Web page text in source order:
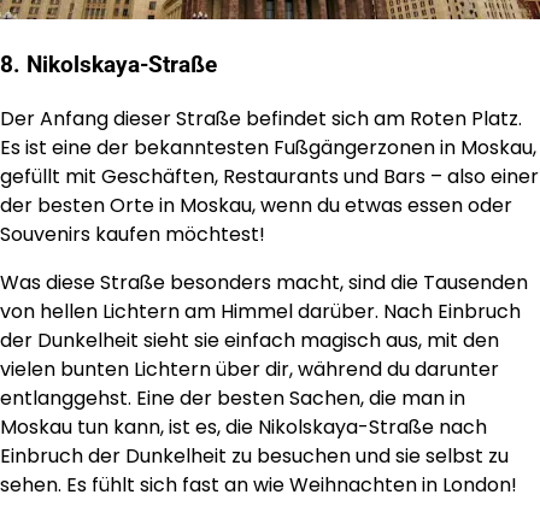
8. Nikolskaya-Straße
Der Anfang dieser Straße befindet sich am Roten Platz.
Es ist eine der bekanntesten Fußgängerzonen in Moskau,
gefüllt mit Geschäften, Restaurants und Bars – also einer
der besten Orte in Moskau, wenn du etwas essen oder
Souvenirs kaufen möchtest!
Was diese Straße besonders macht, sind die Tausenden
von hellen Lichtern am Himmel darüber. Nach Einbruch
der Dunkelheit sieht sie einfach magisch aus, mit den
vielen bunten Lichtern über dir, während du darunter
entlanggehst. Eine der besten Sachen, die man in
Moskau tun kann, ist es, die Nikolskaya-Straße nach
Einbruch der Dunkelheit zu besuchen und sie selbst zu
sehen. Es fühlt sich fast an wie Weihnachten in London!